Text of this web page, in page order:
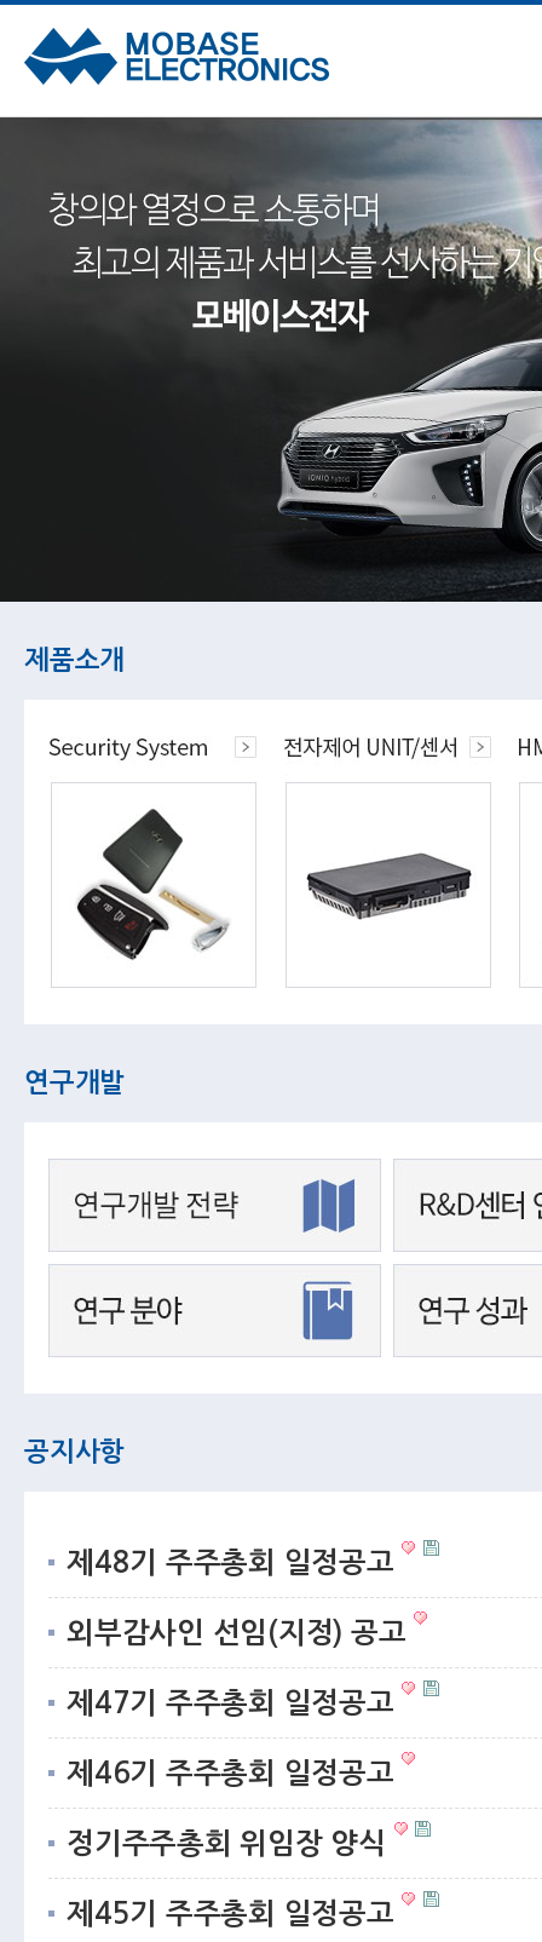
제품소개
연구개발
공지사항
제48기 주주총회 일정공고
외부감사인 선임(지정) 공고
제47기 주주총회 일정공고
제46기 주주총회 일정공고
정기주주총회 위임장 양식
제45기 주주총회 일정공고